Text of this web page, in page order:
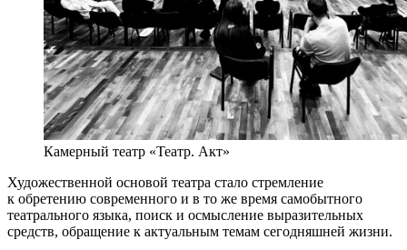
Камерный театр «Театр. Акт»
Художественной основой театра стало стремление
к обретению современного и в то же время самобытного
театрального языка, поиск и осмысление выразительных
средств, обращение к актуальным темам сегодняшней жизни.